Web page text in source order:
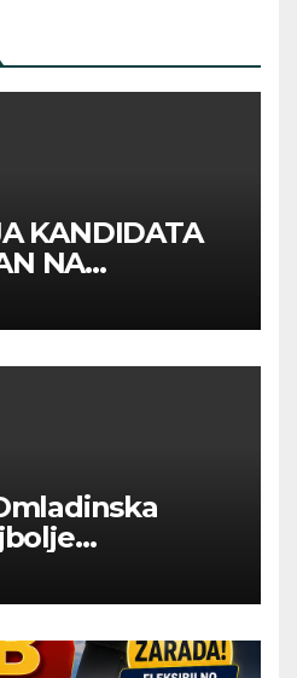
KANDIDATA
NA